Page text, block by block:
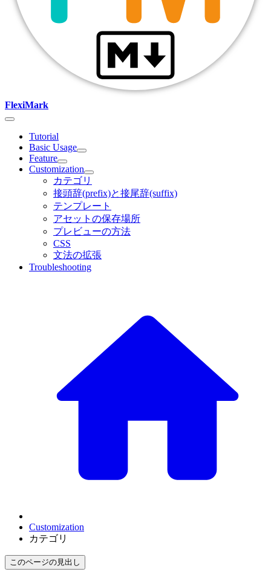
FlexiMark
Tutorial
Basic Usage
Feature
Customization
カテゴリ
接頭辞(prefix)と接尾辞(suffix)
テンプレート
アセットの保存場所
プレビューの方法
CSS
文法の拡張
Troubleshooting
Customization
カテゴリ
このページの見出し